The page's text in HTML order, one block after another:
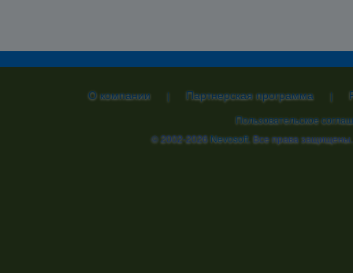
О компании | Партнерская программа |
Пользовательское
© 2002-2026Nevosoft. Все права защищены